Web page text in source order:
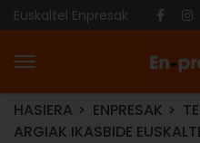
Euskaltel Enpresak
HASIERA ENPRESAK
ARGIAK IKASBIDE